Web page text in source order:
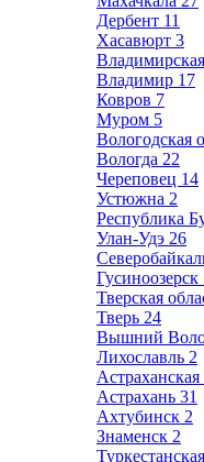
Дербент 11
Хасавюрт 3
Владимир 17
Ковров 7
Муром 5
Вологодская
Вологда 22
Череповец 14
Устюжна 2
Республика
Улан-Удэ 26
Гусиноозерск
Тверская
Тверь 24
Вышний
Лихославль 2
Астраханская
Астрахань 31
Ахтубинск 2
Знаменск 2